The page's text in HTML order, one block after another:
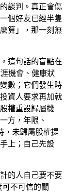
談判。真正會傷
個好友已經半隻
算」，那一刻無
這句話的盲點在
機會、健康狀
數；它們發生時
資人要求再加就
權重設歸屬機
方，年限、
，未歸屬股權提
上；自己先設
的人自己要不要
可不可信的關